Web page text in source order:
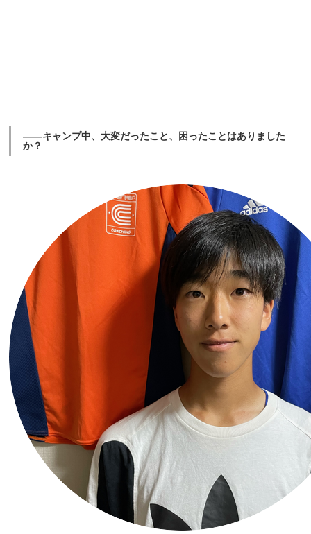
――キャンプ中、大変だったこと、困ったことはありました
か？